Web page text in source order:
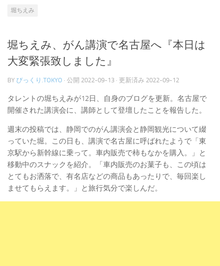
堀ちえみ
堀ちえみ、がん講演で名古屋へ『本日は
大変緊張致しました』
BY びっくり.TOKYO · 公開 2022-09-13 · 更新済み 2022-09-12
タレントの堀ちえみが12日、自身のブログを更新。名古屋で
開催された講演会に、講師として登壇したことを報告した。
週末の投稿では、静岡でのがん講演会と静岡観光について綴
っていた堀。この日も、講演で名古屋に呼ばれたようで「東
京駅から新幹線に乗って。車内販売で柿もなかを購入。」と
移動中のスナックを紹介。「車内販売のお菓子も、この頃は
とてもお洒落で、有名店などの商品もあったりで、毎回楽し
ませてもらえます。」と旅行気分で楽しんだ。